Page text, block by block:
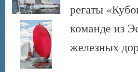
регаты
команде из
железных